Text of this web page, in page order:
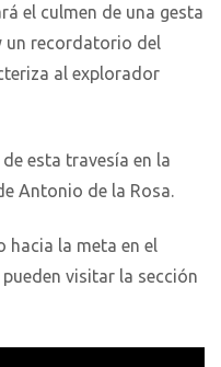
el culmen de una gesta
un recordatorio del
al explorador
esta travesía en la
Antonio de la Rosa.
hacia la meta en el
visitar la sección